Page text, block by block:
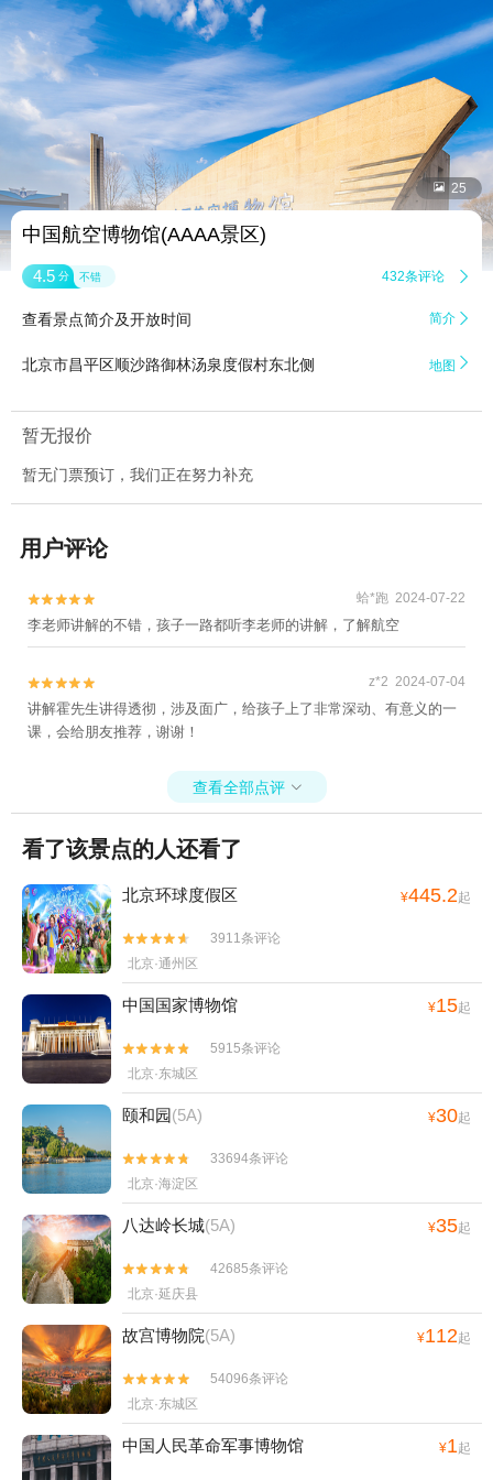
 25
中国航空博物馆(AAAA景区)
4.5 分 不错 432条评论 
查看景点简介及开放时间 简介 
北京市昌平区顺沙路御林汤泉度假村东北侧 地图 
暂无报价
暂无门票预订，我们正在努力补充
用户评论

 蛤*跑 2024-07-22
李老师讲解的不错，孩子一路都听李老师的讲解，了解航空

 z*2 2024-07-04
讲解霍先生讲得透彻，涉及面广，给孩子上了非常深动、有意义的一
课，会给朋友推荐，谢谢！
查看全部点评 
看了该景点的人还看了
北京环球度假区 ¥445.2起


3911条评论
北京·通州区
中国国家博物馆 ¥15起


5915条评论
北京·东城区
颐和园(5A) ¥30起


33694条评论
北京·海淀区
八达岭长城(5A) ¥35起


42685条评论
北京·延庆县
故宫博物院(5A) ¥112起


54096条评论
北京·东城区
中国人民革命军事博物馆 ¥1起
